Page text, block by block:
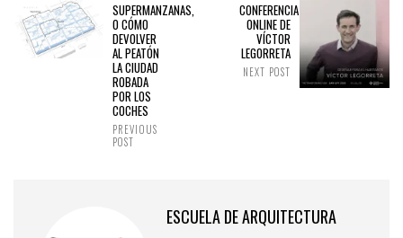
SUPERMANZANAS,
O CÓMO
DEVOLVER
AL PEATÓN
LA CIUDAD
ROBADA
POR LOS
COCHES
PREVIOUS
POST
CONFERENCIA
ONLINE DE
VÍCTOR
LEGORRETA
NEXT POST
ESCUELA DE ARQUITECTURA